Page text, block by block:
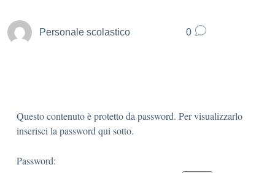
Personale scolastico 0
Questo contenuto è protetto da password. Per visualizzarlo
inserisci la password qui sotto.
Password: